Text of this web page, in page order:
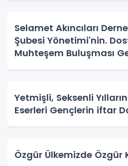
Selamet Akıncıları
Şubesi Yönetimi'nin.
Muhteşem Buluşması
Yetmişli, Seksenli
Eserleri Gençlerin iftar
Özgür Ülkemizde Özgür